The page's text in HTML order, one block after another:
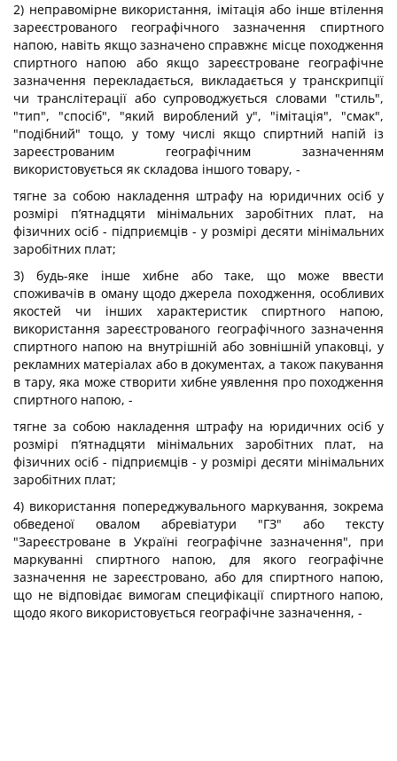
2) неправомірне використання, імітація або інше втілення
зареєстрованого географічного зазначення спиртного
напою, навіть якщо зазначено справжнє місце походження
спиртного напою або якщо зареєстроване географічне
зазначення перекладається, викладається у транскрипції
чи транслітерації або супроводжується словами "стиль",
"тип", "спосіб", "який вироблений у", "імітація", "смак",
"подібний" тощо, у тому числі якщо спиртний напій із
зареєстрованим географічним зазначенням
використовується як складова іншого товару, -
тягне за собою накладення штрафу на юридичних осіб у
розмірі п’ятнадцяти мінімальних заробітних плат, на
фізичних осіб - підприємців - у розмірі десяти мінімальних
заробітних плат;
3) будь-яке інше хибне або таке, що може ввести
споживачів в оману щодо джерела походження, особливих
якостей чи інших характеристик спиртного напою,
використання зареєстрованого географічного зазначення
спиртного напою на внутрішній або зовнішній упаковці, у
рекламних матеріалах або в документах, а також пакування
в тару, яка може створити хибне уявлення про походження
спиртного напою, -
тягне за собою накладення штрафу на юридичних осіб у
розмірі п’ятнадцяти мінімальних заробітних плат, на
фізичних осіб - підприємців - у розмірі десяти мінімальних
заробітних плат;
4) використання попереджувального маркування, зокрема
обведеної овалом абревіатури "ГЗ" або тексту
"Зареєстроване в Україні географічне зазначення", при
маркуванні спиртного напою, для якого географічне
зазначення не зареєстровано, або для спиртного напою,
що не відповідає вимогам специфікації спиртного напою,
щодо якого використовується географічне зазначення, -